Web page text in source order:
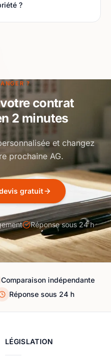
?
?
contrat
2 minutes
et changez
prochaine AG.
gratuit
Réponse sous 24 h
Comparaison indépendante
Réponse sous 24 h
LÉGISLATION